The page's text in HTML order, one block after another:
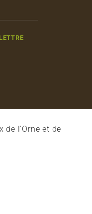
de l'Orne et de